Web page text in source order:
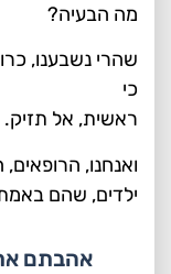
מה הבעיה?
שהרי נשבענו,
כי
ראשית, אל תזיק.
ואנחנו,
ילדים, שהם
אהבתם